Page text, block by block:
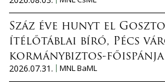
Száz éve hunyt el
ítélőtáblai bíró, Pécs
kormánybiztos-főispánja
2026.07.31.
MNL BaML